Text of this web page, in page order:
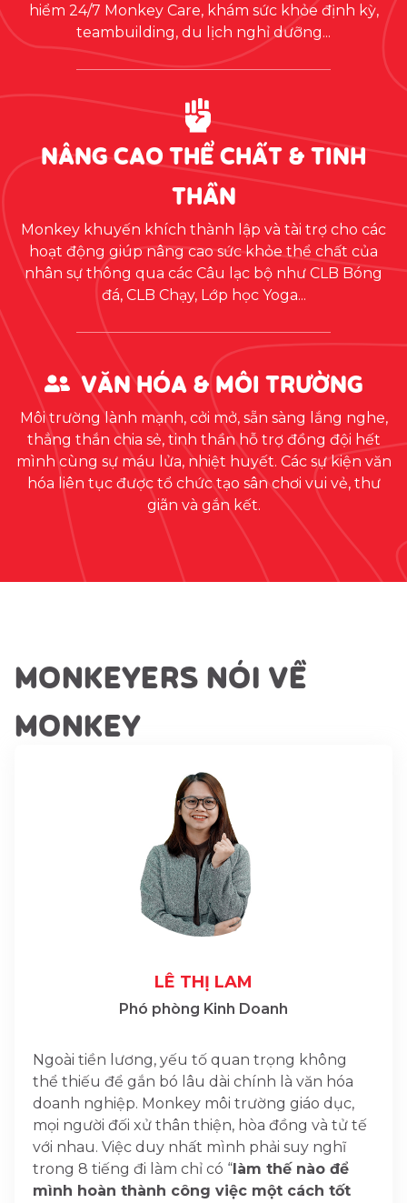
hiểm 24/7 Monkey Care, khám sức khỏe định kỳ,
teambuilding, du lịch nghỉ dưỡng...
NÂNG CAO THỂ CHẤT & TINH
THẦN
Monkey khuyến khích thành lập và tài trợ cho các
hoạt động giúp nâng cao sức khỏe thể chất của
nhân sự thông qua các Câu lạc bộ như CLB Bóng
đá, CLB Chạy, Lớp học Yoga...
VĂN HÓA & MÔI TRƯỜNG
Môi trường lành mạnh, cởi mở, sẵn sàng lắng nghe,
thẳng thắn chia sẻ, tinh thần hỗ trợ đồng đội hết
mình cùng sự máu lửa, nhiệt huyết. Các sự kiện văn
hóa liên tục được tổ chức tạo sân chơi vui vẻ, thư
giãn và gắn kết.
MONKEYERS NÓI VỀ
MONKEY
LÊ THỊ LAM
Phó phòng Kinh Doanh
Ngoài tiền lương, yếu tố quan trọng không
thể thiếu để gắn bó lâu dài chính là văn hóa
doanh nghiệp. Monkey môi trường giáo dục,
mọi người đối xử thân thiện, hòa đồng và tử tế
với nhau. Việc duy nhất mình phải suy nghĩ
trong 8 tiếng đi làm chỉ có “làm thế nào để
mình hoàn thành công việc một cách tốt